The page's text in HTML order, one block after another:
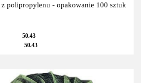
polipropylenu - opakowanie 100 sztuk
50.43
50.43